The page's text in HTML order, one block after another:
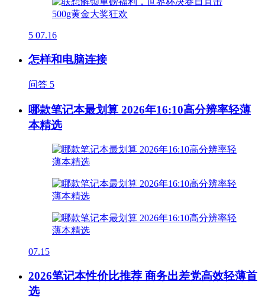
5 07.16
怎样和电脑连接
问答 5
哪款笔记本最划算 2026年16:10高分辨率轻薄
本精选
07.15
2026笔记本性价比推荐 商务出差党高效轻薄首
选